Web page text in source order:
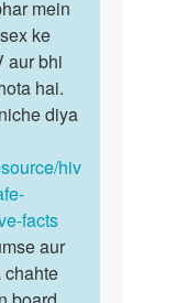
mein
ke
aur bhi
hai.
diya
hiv
facts
aur
chahte